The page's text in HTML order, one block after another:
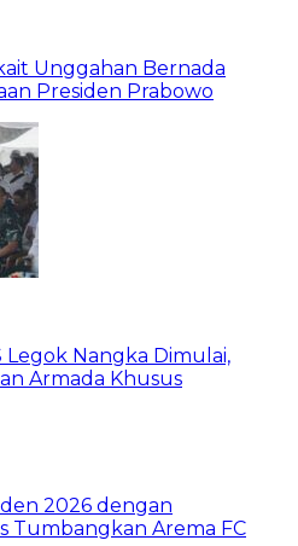
Unggahan Bernada
Presiden Prabowo
Nangka Dimulai,
Armada Khusus
2026 dengan
Tumbangkan Arema FC